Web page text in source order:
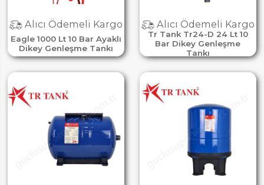
Eagle 1000 Lt 10 Bar Ayaklı
Dikey Genleşme Tankı
Alıcı Ödemeli Kargo
Tr Tank Tr24-D 24 Lt 10
Bar Dikey Genleşme
Tankı
Alıcı Ödemeli Kargo